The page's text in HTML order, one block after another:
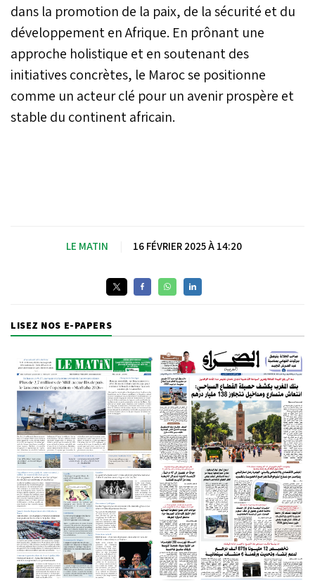
dans la promotion de la paix, de la sécurité et du
développement en Afrique. En prônant une
approche holistique et en soutenant des
initiatives concrètes, le Maroc se positionne
comme un acteur clé pour un avenir prospère et
stable du continent africain.
LE MATIN 16 FÉVRIER 2025 À 14:20
LISEZ NOS E-PAPERS